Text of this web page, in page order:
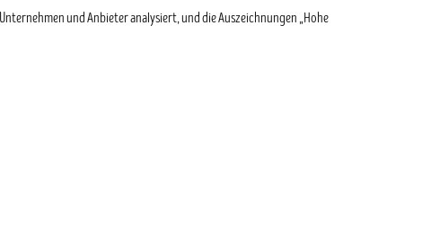
und Anbieter analysiert, und die Auszeichnungen „Hohe